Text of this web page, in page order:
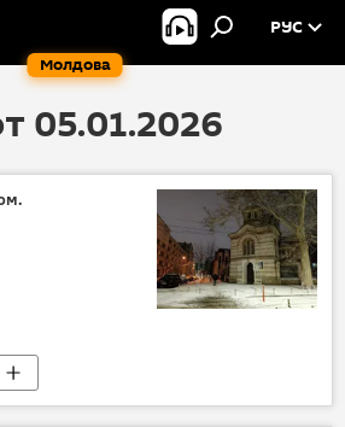
Молдова
РУС
05.01.2026